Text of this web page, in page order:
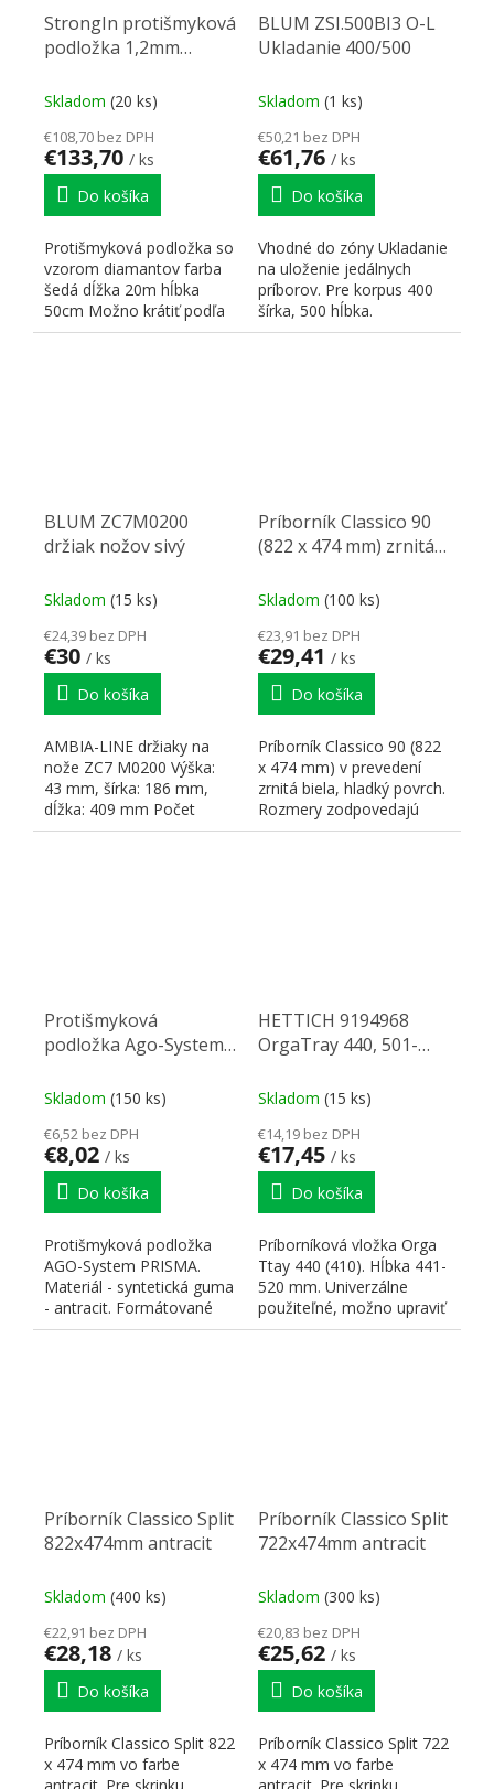
StrongIn protišmyková
podložka 1,2mm
Skladom (20 ks)
€108,70 bez DPH
€133,70 / ks
Do košíka
Protišmyková podložka so
vzorom diamantov farba
šedá dĺžka 20m hĺbka
50cm Možno krátiť podľa
šírky zásuvky
BLUM ZSI.500BI3 O-L
Ukladanie 400/500
Skladom (1 ks)
€50,21 bez DPH
€61,76 / ks
Do košíka
Vhodné do zóny Ukladanie
na uloženie jedálnych
príborov. Pre korpus 400
šírka, 500 hĺbka.
BLUM ZC7M0200
držiak nožov sivý
Skladom (15 ks)
€24,39 bez DPH
€30 / ks
Do košíka
AMBIA-LINE držiaky na
nože ZC7 M0200 Výška:
43 mm, šírka: 186 mm,
dĺžka: 409 mm Počet
upevnení pre nože: Pre 4
Príborník Classico 90
(822 x 474 mm) zrnitá
Skladom (100 ks)
€23,91 bez DPH
€29,41 / ks
Do košíka
Príborník Classico 90 (822
x 474 mm) v prevedení
zrnitá biela, hladký povrch.
Rozmery zodpovedajú
rozmerom Legrabox v...
Protišmyková
podložka Ago-System
antracit 481x474mm
Skladom (150 ks)
€6,52 bez DPH
€8,02 / ks
Do košíka
Protišmyková podložka
AGO-System PRISMA.
Materiál - syntetická guma
- antracit. Formátované
pre zásuvky Strong Box...
HETTICH 9194968
OrgaTray 440, 501-
Skladom (15 ks)
€14,19 bez DPH
€17,45 / ks
Do košíka
Príborníková vložka Orga
Ttay 440 (410). Hĺbka 441-
520 mm. Univerzálne
použiteľné, možno upraviť
na potrebné rozmery,...
Príborník Classico Split
822x474mm antracit
Skladom (400 ks)
€22,91 bez DPH
€28,18 / ks
Do košíka
Príborník Classico Split 822
x 474 mm vo farbe
antracit. Pre skrinku
Príborník Classico Split
722x474mm antracit
Skladom (300 ks)
€20,83 bez DPH
€25,62 / ks
Do košíka
Príborník Classico Split 722
x 474 mm vo farbe
antracit. Pre skrinku